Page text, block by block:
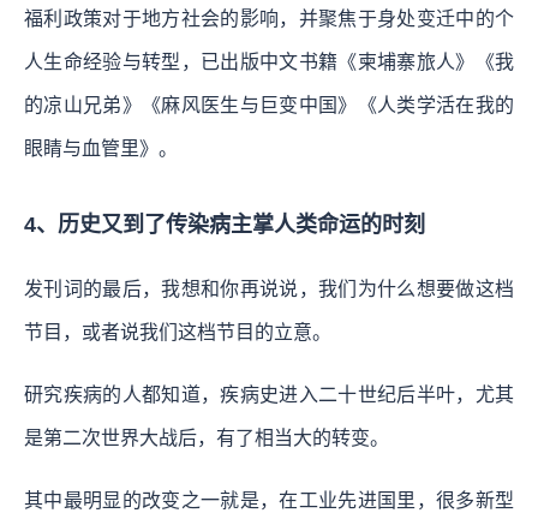
福利政策对于地方社会的影响，并聚焦于身处变迁中的个
人生命经验与转型，已出版中文书籍《柬埔寨旅人》《我
的凉山兄弟》《麻风医生与巨变中国》《人类学活在我的
眼睛与血管里》。
4、历史又到了传染病主掌人类命运的时刻
发刊词的最后，我想和你再说说，我们为什么想要做这档
节目，或者说我们这档节目的立意。
研究疾病的人都知道，疾病史进入二十世纪后半叶，尤其
是第二次世界大战后，有了相当大的转变。
其中最明显的改变之一就是，在工业先进国里，很多新型